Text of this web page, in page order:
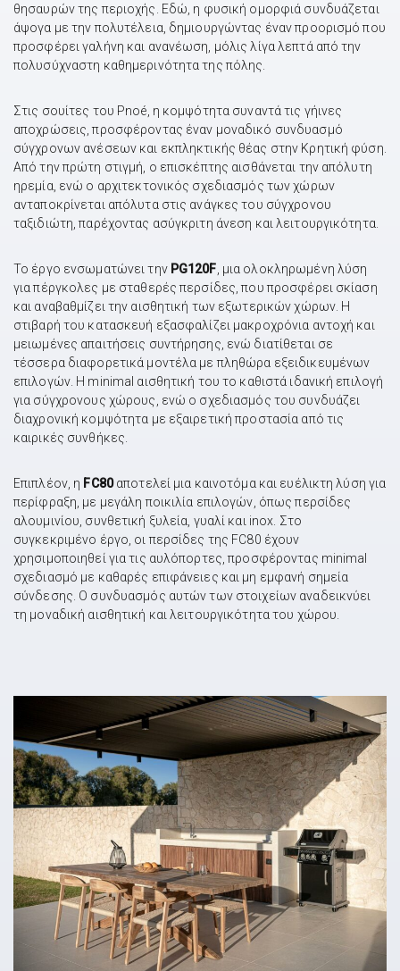
θησαυρών της περιοχής. Εδώ, η φυσική ομορφιά συνδυάζεται
άψογα με την πολυτέλεια, δημιουργώντας έναν προορισμό που
προσφέρει γαλήνη και ανανέωση, μόλις λίγα λεπτά από την
πολυσύχναστη καθημερινότητα της πόλης.
Στις σουίτες του Pnoé, η κομψότητα συναντά τις γήινες
αποχρώσεις, προσφέροντας έναν μοναδικό συνδυασμό
σύγχρονων ανέσεων και εκπληκτικής θέας στην Κρητική φύση.
Από την πρώτη στιγμή, ο επισκέπτης αισθάνεται την απόλυτη
ηρεμία, ενώ ο αρχιτεκτονικός σχεδιασμός των χώρων
ανταποκρίνεται απόλυτα στις ανάγκες του σύγχρονου
ταξιδιώτη, παρέχοντας ασύγκριτη άνεση και λειτουργικότητα.
Το έργο ενσωματώνει την PG120F , μια ολοκληρωμένη λύση
για πέργκολες με σταθερές περσίδες, που προσφέρει σκίαση
και αναβαθμίζει την αισθητική των εξωτερικών χώρων. Η
στιβαρή του κατασκευή εξασφαλίζει μακροχρόνια αντοχή και
μειωμένες απαιτήσεις συντήρησης, ενώ διατίθεται σε
τέσσερα διαφορετικά μοντέλα με πληθώρα εξειδικευμένων
επιλογών. Η minimal αισθητική του το καθιστά ιδανική επιλογή
για σύγχρονους χώρους, ενώ ο σχεδιασμός του συνδυάζει
διαχρονική κομψότητα με εξαιρετική προστασία από τις
καιρικές συνθήκες.
Επιπλέον, η FC80αποτελεί μια καινοτόμα και ευέλικτη λύση για
περίφραξη, με μεγάλη ποικιλία επιλογών, όπως περσίδες
αλουμινίου, συνθετική ξυλεία, γυαλί και inox. Στο
συγκεκριμένο έργο, οι περσίδες της FC80 έχουν
χρησιμοποιηθεί για τις αυλόπορτες, προσφέροντας minimal
σχεδιασμό με καθαρές επιφάνειες και μη εμφανή σημεία
σύνδεσης. Ο συνδυασμός αυτών των στοιχείων αναδεικνύει
τη μοναδική αισθητική και λειτουργικότητα του χώρου.